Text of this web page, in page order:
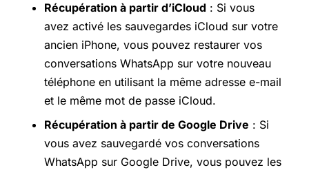
Récupération à partir d’iCloud : Si vous
avez activé les sauvegardes iCloud sur votre
ancien iPhone, vous pouvez restaurer vos
conversations WhatsApp sur votre nouveau
téléphone en utilisant la même adresse e-mail
et le même mot de passe iCloud.
Récupération à partir de Google Drive : Si
vous avez sauvegardé vos conversations
WhatsApp sur Google Drive, vous pouvez les